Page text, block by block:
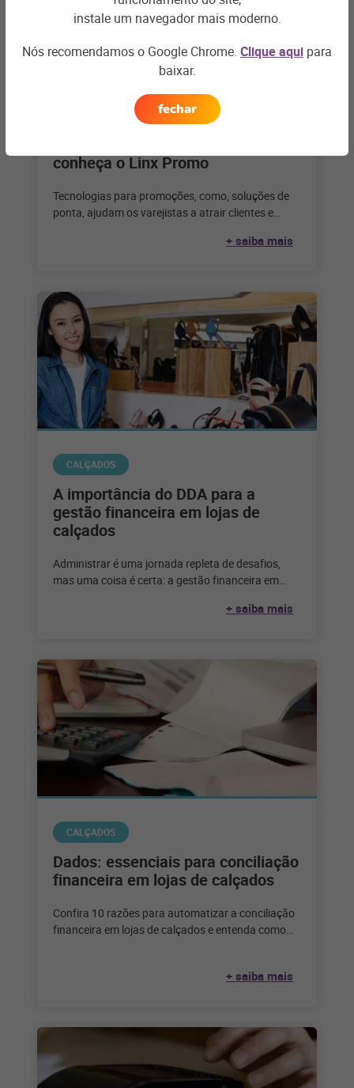
BARES E RESTAURANTES
conheça o Linx Promo
Tecnologias para promoções, como, soluções de
ponta, ajudam os varejistas a atrair clientes e
+ saiba mais
CALÇADOS
A importância do DDA para a
gestão financeira em lojas de
calçados
Administrar é uma jornada repleta de desafios,
mas uma coisa é certa: a gestão financeira em
+ saiba mais
CALÇADOS
Dados: essenciais para conciliação
financeira em lojas de calçados
Confira 10 razões para automatizar a conciliação
financeira em lojas de calçados e entenda como
+ saiba mais
instale um navegador mais moderno.
Nós recomendamos o Google Chrome. Clique aqui para
baixar.
fechar